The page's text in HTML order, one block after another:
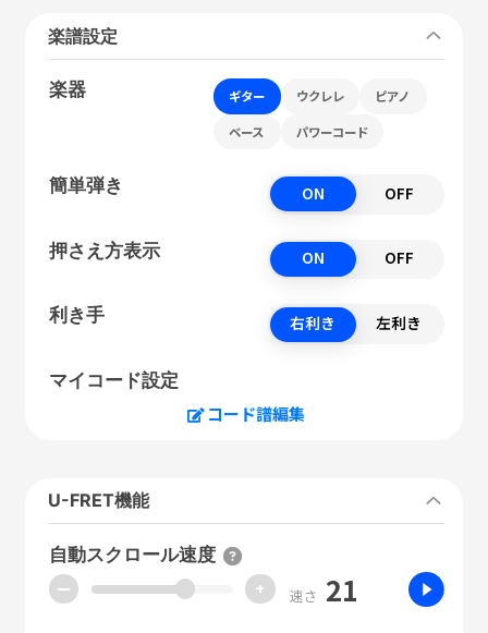
楽譜設定
楽器 ギター ウクレレ ピアノ
ベース パワーコード
簡単弾き ON OFF
押さえ方表示 ON OFF
利き手 右利き 左利き
マイコード設定
コード譜編集
U-FRET機能
自動スクロール速度
ー + 速さ 21